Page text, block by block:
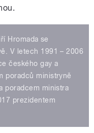
Hromada se
V letech 1991 – 2006
českého gay a
poradců ministryně
poradcem ministra
prezidentem